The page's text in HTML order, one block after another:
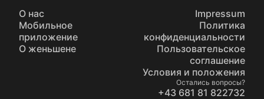
О нас
Мобильное
приложение
О женьшене
Impressum
Политика
конфиденциальности
Пользовательское
соглашение
Условия и положения
Остались вопросы?
+43 681 81 822732